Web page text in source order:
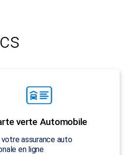
verte Automobile
assurance auto
en ligne